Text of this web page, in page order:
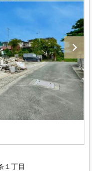
１丁目